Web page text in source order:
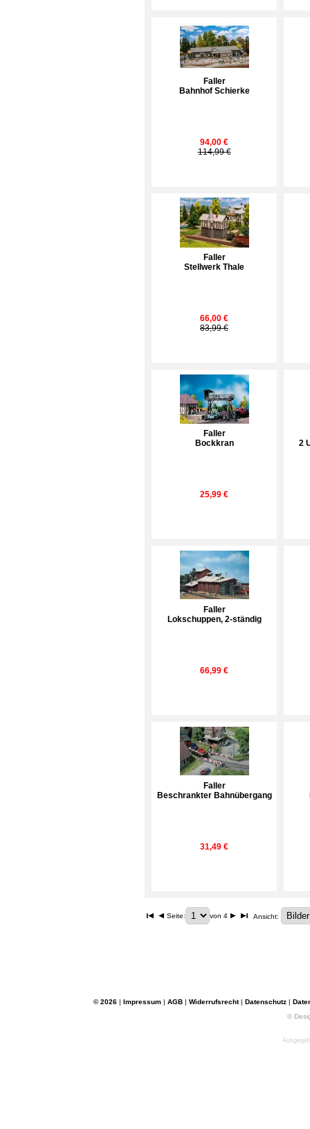
Faller
Bahnhof Schierke
94,00 €
114,99 €
Faller
Stellwerk Thale
66,00 €
83,99 €
Faller
Bockkran
25,99 €
2
Faller
Lokschuppen, 2-ständig
66,99 €
Faller
Beschrankter Bahnübergang
31,49 €
Seite: von 4 Ansicht:
© 2026 | Impressum | AGB | Widerrufsrecht| Datenschutz |
©